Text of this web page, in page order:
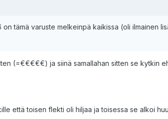
tämä varuste melkeinpä kaikissa (oli ilmainen
(=€€€€€) ja siinä samallahan sitten se kytkin
että toisen flekti oli hiljaa ja toisessa se alkoi